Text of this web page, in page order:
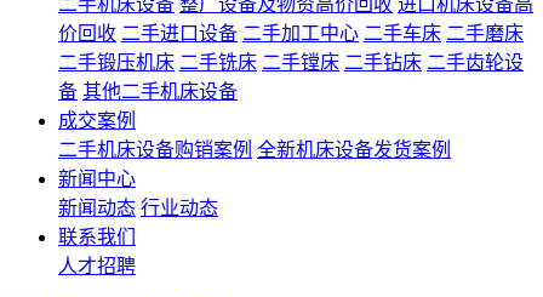
二手机床设备 整厂设备及物资高价回收 进口机床设备高
价回收 二手进口设备 二手加工中心 二手车床 二手磨床
二手锻压机床 二手铣床 二手镗床 二手钻床 二手齿轮设
备 其他二手机床设备
成交案例
二手机床设备购销案例 全新机床设备发货案例
新闻中心
新闻动态 行业动态
联系我们
人才招聘